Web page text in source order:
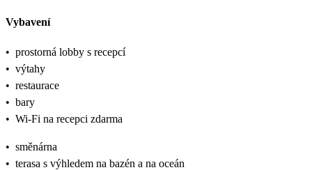
Vybavení
• prostorná lobby s recepcí
• výtahy
• restaurace
• bary
• Wi-Fi na recepci zdarma
• směnárna
• terasa s výhledem na bazén a na oceán